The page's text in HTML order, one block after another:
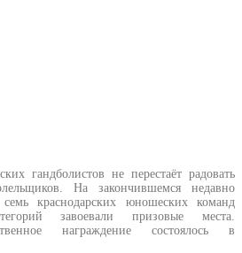
гандболистов не перестаёт радовать
На закончившемся недавно
семь краснодарских юношеских команд
завоевали призовые места.
награждение состоялось в